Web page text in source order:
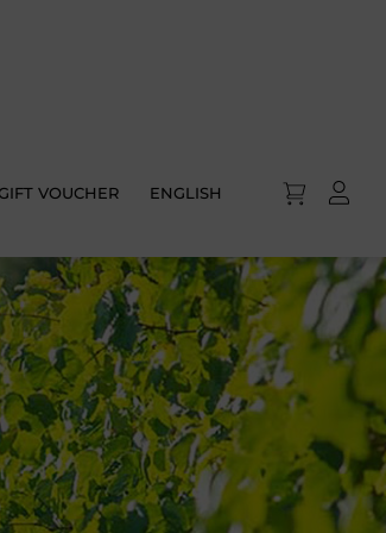
VOUCHER ENGLISH